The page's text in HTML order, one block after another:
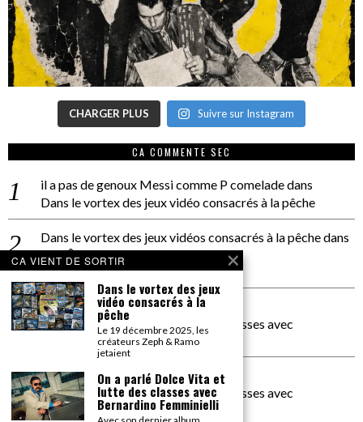
CHARGER PLUS Suivre sur Instagram
CA COMMENTE SEC
il a pas de genoux Messi comme P comeladedans
Dans le vortex des jeux vidéo consacrés à la pêche
Dans le vortex des jeux vidéos consacrés à la pêchedans
PACÔME THIELLEMENT
La séance d’Hip Gnose
La Patrie
dans
On a parlé Dolce Vita et lutte des classes avec
Bernardino Femminielli
carte noire negra à l'o tiededans
On a parlé Dolce Vita et lutte des classes avec
Bernardino Femminielli
CA VIENT DE SORTIR
Dans le vortex des jeux
vidéo consacrés à la
pêche
Le 19 décembre 2025, les
créateurs Zeph & Ramo
jetaient
On a parlé Dolce Vita et
lutte des classes avec
Bernardino Femminielli